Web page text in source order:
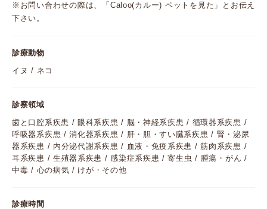
※お問い合わせの際は、「Caloo(カルー) ペットを見た」とお伝え
下さい。
診療動物
イヌ / ネコ
診察領域
歯と口腔系疾患 / 眼科系疾患 / 脳・神経系疾患 / 循環器系疾患 /
呼吸器系疾患 / 消化器系疾患 / 肝・胆・すい臓系疾患 / 腎・泌尿
器系疾患 / 内分泌代謝系疾患 / 血液・免疫系疾患 / 筋肉系疾患 /
耳系疾患 / 生殖器系疾患 / 感染症系疾患 / 寄生虫 / 腫瘍・がん /
中毒 / 心の病気 / けが・その他
診療時間